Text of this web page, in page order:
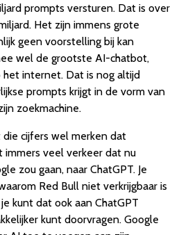
prompts versturen. Dat is over
Het zijn immens grote
geen voorstelling bij kan
wel de grootste AI-chatbot,
internet. Dat is nog altijd
prompts krijgt in de vorm van
zoekmachine.
cijfers wel merken dat
immers veel verkeer dat nu
zou gaan, naar ChatGPT. Je
Red Bull niet verkrijgbaar is
kunt dat ook aan ChatGPT
kunt doorvragen. Google